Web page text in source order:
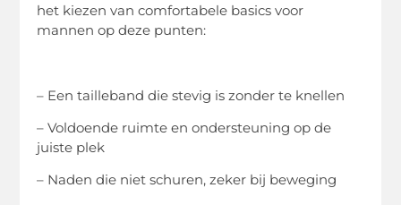
het kiezen van comfortabele basics voor
mannen op deze punten:
– Een tailleband die stevig is zonder te knellen
– Voldoende ruimte en ondersteuning op de
juiste plek
– Naden die niet schuren, zeker bij beweging